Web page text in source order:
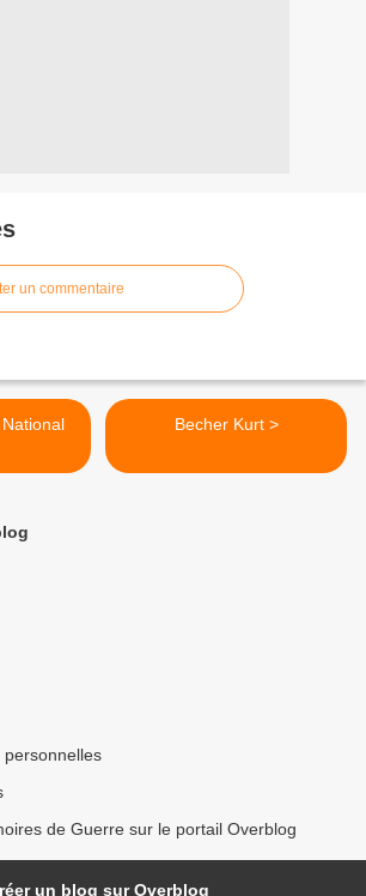
un commentaire
Becher Kurt >
de Guerre sur le portail Overblog
un blog sur Overblog